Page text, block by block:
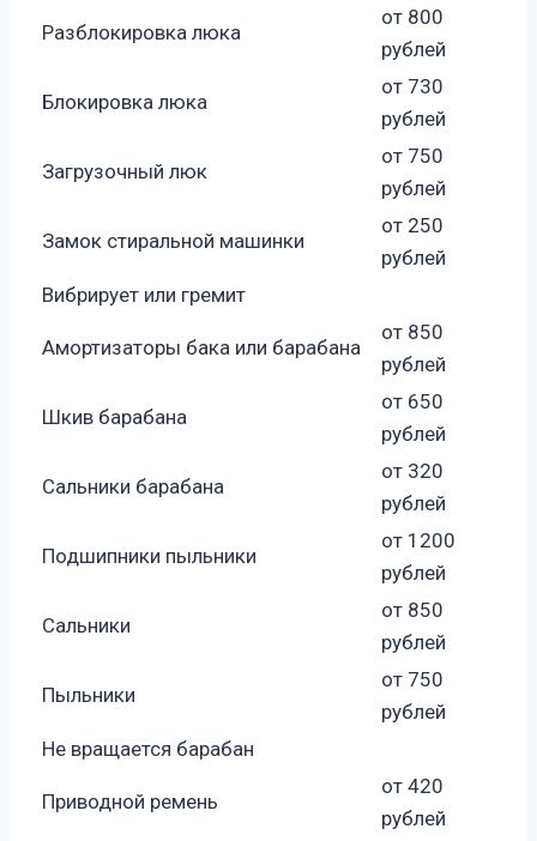
Разблокировка люка
от 800
рублей
Блокировка люка
от 730
рублей
Загрузочный люк
от 750
рублей
Замок стиральной машинки
от 250
рублей
Вибрирует или гремит
Амортизаторы бака или барабана
от 850
рублей
Шкив барабана
от 650
рублей
Сальники барабана
от 320
рублей
Подшипники пыльники
от 1200
рублей
Сальники
от 850
рублей
Пыльники
от 750
рублей
Не вращается барабан
Приводной ремень
от 420
рублей